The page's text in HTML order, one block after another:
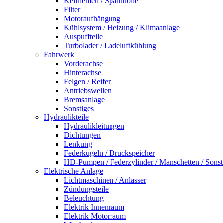
Filter
Motoraufhängung
Kühlsystem / Heizung / Klimaanlage
Auspuffteile
Turbolader / Ladeluftkühlung
Fahrwerk
Vorderachse
Hinterachse
Felgen / Reifen
Antriebswellen
Bremsanlage
Sonstiges
Hydraulikteile
Hydraulikleitungen
Dichtungen
Lenkung
Federkugeln / Druckspeicher
HD-Pumpen / Federzylinder / Manschetten /
Elektrische Anlage
Lichtmaschinen / Anlasser
Zündungsteile
Beleuchtung
Elektrik Innenraum
Elektrik Motorraum